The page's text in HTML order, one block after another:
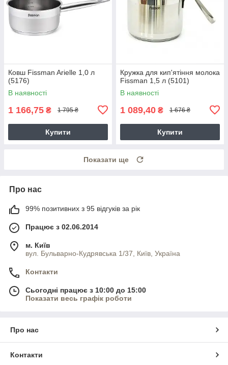
Ковш Fissman Arielle 1,0 л
(5176)
В наявності
1 166,75 ₴ 1 795 ₴
Купити
Кружка для кип'ятіння молока
Fissman 1,5 л (5101)
В наявності
1 089,40 ₴ 1 676 ₴
Купити
Показати ще
Про нас
99% позитивних з 95 відгуків за рік
Працює з 02.06.2014
м. Київ
вул. Бульварно-Кудрявська 1/37, Київ, Україна
Контакти
Сьогодні працює з 10:00 до 15:00
Показати весь графік роботи
Про нас
Контакти